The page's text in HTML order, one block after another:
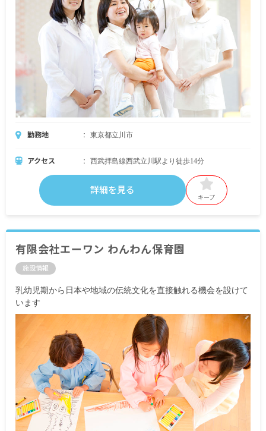
勤務地 東京都立川市
アクセス 西武拝島線西武立川駅より徒歩14分
詳細を見る
キープ
有限会社エーワン わんわん保育園
施設情報
乳幼児期から日本や地域の伝統文化を直接触れる機会を設けて
います